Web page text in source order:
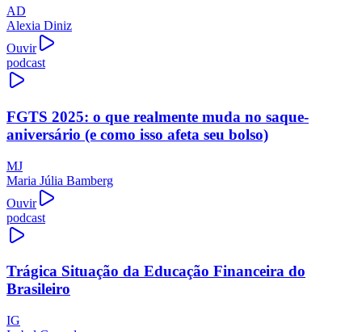
AD
Alexia Diniz
Ouvir
podcast
FGTS 2025: o que realmente muda no saque-
aniversário (e como isso afeta seu bolso)
MJ
Maria Júlia Bamberg
Ouvir
podcast
Trágica Situação da Educação Financeira do
Brasileiro
IG